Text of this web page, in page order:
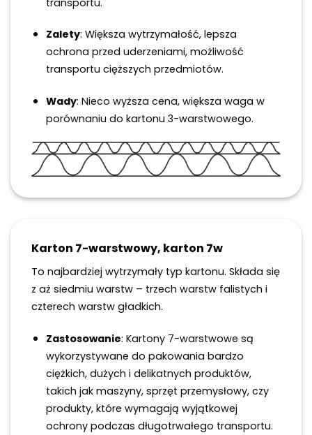
Zalety: Większa wytrzymałość, lepsza
ochrona przed uderzeniami, możliwość
transportu cięższych przedmiotów.
Wady: Nieco wyższa cena, większa waga w
porównaniu do kartonu 3-warstwowego.
Karton 7-warstwowy, karton 7w
To najbardziej wytrzymały typ kartonu. Składa się
z aż siedmiu warstw – trzech warstw falistych i
czterech warstw gładkich.
Zastosowanie: Kartony 7-warstwowe są
wykorzystywane do pakowania bardzo
ciężkich, dużych i delikatnych produktów,
takich jak maszyny, sprzęt przemysłowy, czy
produkty, które wymagają wyjątkowej
ochrony podczas długotrwałego transportu.